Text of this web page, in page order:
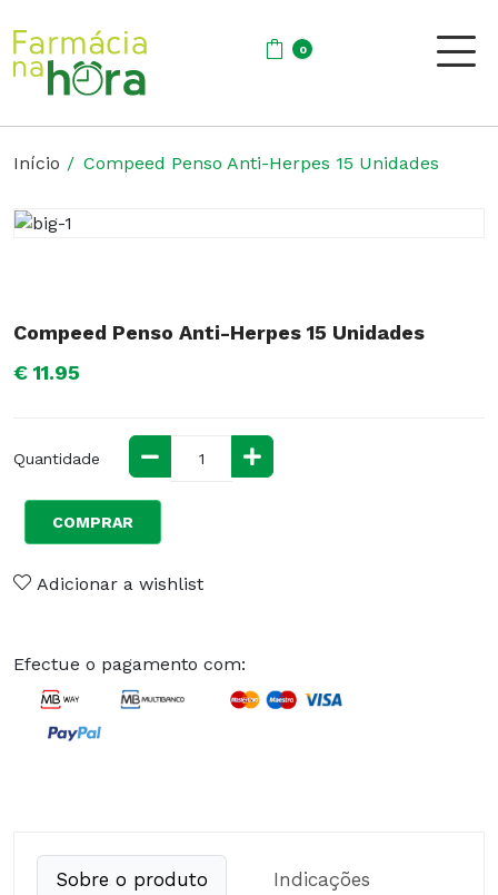
0
Início Compeed Penso Anti-Herpes 15 Unidades
Compeed Penso Anti-Herpes 15 Unidades
€ 11.95
Quantidade
COMPRAR
Adicionar a wishlist
Efectue o pagamento com:
Sobre o produto Indicações